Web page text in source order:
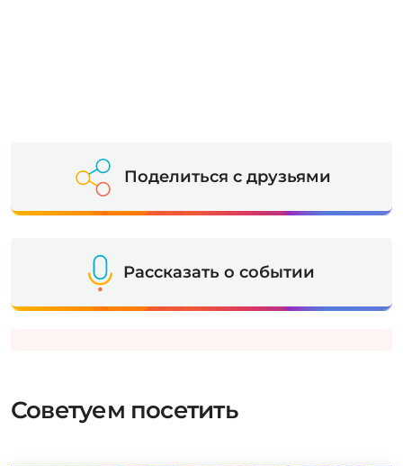
Поделиться с друзьями
Рассказать о событии
Советуем посетить